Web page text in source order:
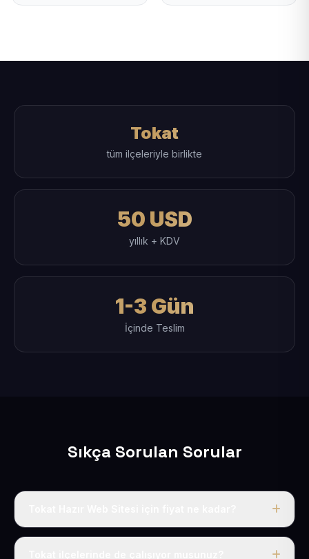
Tokat
tüm ilçeleriyle birlikte
50 USD
yıllık + KDV
1-3 Gün
İçinde Teslim
Sıkça Sorulan Sorular
Tokat dahil Türkiye’nin her yerinde geçerli yıllık tek